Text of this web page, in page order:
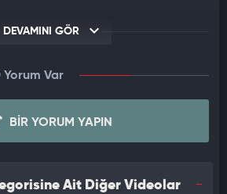
DEVAMINI GÖR
Yorum Var
BIR YORUM YAPIN
Ait Diğer Videolar